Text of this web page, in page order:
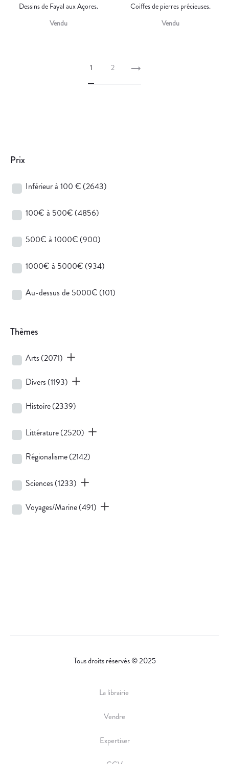
Dessins de Fayal aux Açores.
Vendu
Coiffes de pierres précieuses.
Vendu
1 2
Prix
Inférieur à 100 € (2643)
100€ à 500€ (4856)
500€ à 1000€ (900)
1000€ à 5000€ (934)
Au-dessus de 5000€ (101)
Thèmes
Arts (2071)
Divers (1193)
Histoire(2339)
Littérature(2520)
Régionalisme(2142)
Sciences (1233)
Voyages/Marine(491)
Tous droits réservés © 2025
La librairie
Vendre
Expertiser